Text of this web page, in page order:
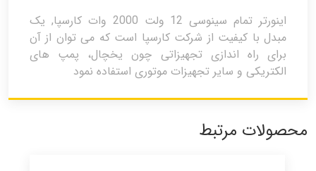
اینورتر تمام سینوسی 12 ولت 2000 وات کارسپا, یک
مبدل با کیفیت از شرکت کارسپا است که می توان از آن
برای راه اندازی تجهیزاتی چون یخچال، پمپ های
الکتریکی و سایر تجهیزات موتوری استفاده نمود
محصولات مرتبط